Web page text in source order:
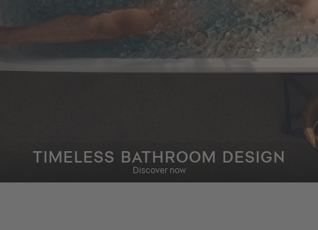
TIMELESS BATHROOM DESIGN
Discover now